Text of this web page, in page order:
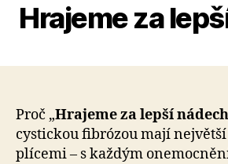
Hrajeme za
Proč „Hrajeme za lepší nádech
cystickou fibrózou mají
plícemi – s každým